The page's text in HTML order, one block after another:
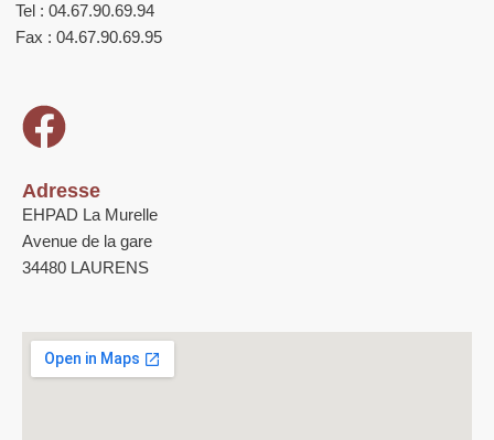
Tel : 04.67.90.69.94
Fax : 04.67.90.69.95
Adresse
EHPAD La Murelle
Avenue de la gare
34480 LAURENS